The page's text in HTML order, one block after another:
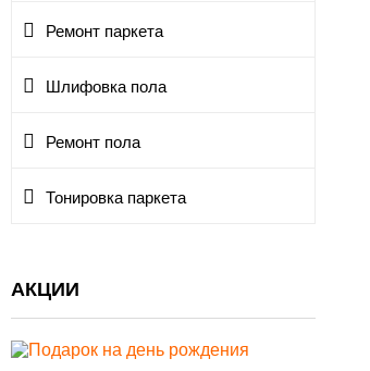
Ремонт паркета
Шлифовка пола
Ремонт пола
Тонировка паркета
АКЦИИ